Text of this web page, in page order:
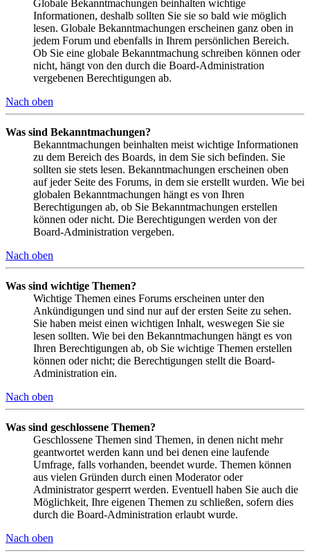
Globale Bekanntmachungen beinhalten wichtige
Informationen, deshalb sollten Sie sie so bald wie möglich
lesen. Globale Bekanntmachungen erscheinen ganz oben in
jedem Forum und ebenfalls in Ihrem persönlichen Bereich.
Ob Sie eine globale Bekanntmachung schreiben können oder
nicht, hängt von den durch die Board-Administration
vergebenen Berechtigungen ab.
Nach oben
Was sind Bekanntmachungen?
Bekanntmachungen beinhalten meist wichtige Informationen
zu dem Bereich des Boards, in dem Sie sich befinden. Sie
sollten sie stets lesen. Bekanntmachungen erscheinen oben
auf jeder Seite des Forums, in dem sie erstellt wurden. Wie bei
globalen Bekanntmachungen hängt es von Ihren
Berechtigungen ab, ob Sie Bekanntmachungen erstellen
können oder nicht. Die Berechtigungen werden von der
Board-Administration vergeben.
Nach oben
Was sind wichtige Themen?
Wichtige Themen eines Forums erscheinen unter den
Ankündigungen und sind nur auf der ersten Seite zu sehen.
Sie haben meist einen wichtigen Inhalt, weswegen Sie sie
lesen sollten. Wie bei den Bekanntmachungen hängt es von
Ihren Berechtigungen ab, ob Sie wichtige Themen erstellen
können oder nicht; die Berechtigungen stellt die Board-
Administration ein.
Nach oben
Was sind geschlossene Themen?
Geschlossene Themen sind Themen, in denen nicht mehr
geantwortet werden kann und bei denen eine laufende
Umfrage, falls vorhanden, beendet wurde. Themen können
aus vielen Gründen durch einen Moderator oder
Administrator gesperrt werden. Eventuell haben Sie auch die
Möglichkeit, Ihre eigenen Themen zu schließen, sofern dies
durch die Board-Administration erlaubt wurde.
Nach oben